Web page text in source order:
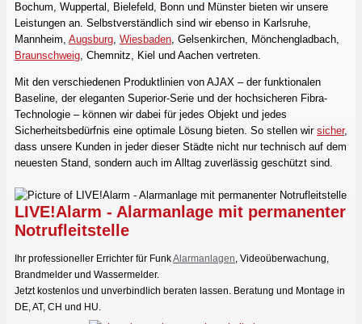
Bochum, Wuppertal, Bielefeld, Bonn und Münster bieten wir unsere
Leistungen an. Selbstverständlich sind wir ebenso in Karlsruhe,
Mannheim, Augsburg, Wiesbaden, Gelsenkirchen, Mönchengladbach,
Braunschweig, Chemnitz, Kiel und Aachen vertreten.
Mit den verschiedenen Produktlinien von AJAX – der funktionalen
Baseline, der eleganten Superior-Serie und der hochsicheren Fibra-
Technologie – können wir dabei für jedes Objekt und jedes
Sicherheitsbedürfnis eine optimale Lösung bieten. So stellen wir sicher,
dass unsere Kunden in jeder dieser Städte nicht nur technisch auf dem
neuesten Stand, sondern auch im Alltag zuverlässig geschützt sind.
LIVE!Alarm - Alarmanlage mit permanenter
Notrufleitstelle
Ihr professioneller Errichter für FunkAlarmanlagen, Videoüberwachung,
Brandmelder und Wassermelder.
Jetzt kostenlos und unverbindlich beraten lassen. Beratung und Montage in
DE, AT, CH und HU.